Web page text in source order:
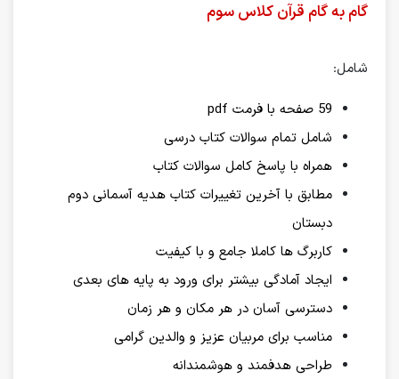
گام به گام قرآن کلاس سوم
شامل:
59 صفحه با فرمت pdf
شامل تمام سوالات کتاب درسی
همراه با پاسخ کامل سوالات کتاب
مطابق با آخرین تغییرات کتاب هدیه آسمانی دوم
دبستان
کاربرگ ها کاملا جامع و با کیفیت
ایجاد آمادگی بیشتر برای ورود به پایه های بعدی
دسترسی آسان در هر مکان و هر زمان
مناسب برای مربیان عزیز و والدین گرامی
طراحی هدفمند و هوشمندانه